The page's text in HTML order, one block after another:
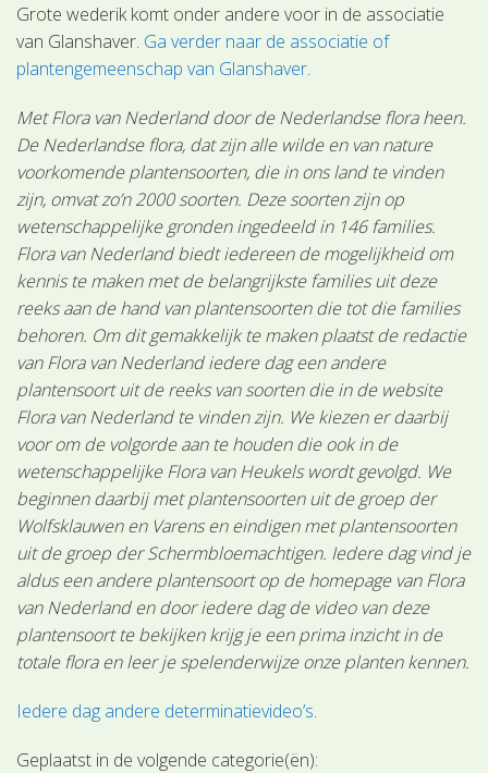
Grote wederik komt onder andere voor in de associatie
van Glanshaver. Ga verder naar de associatie of
plantengemeenschap van Glanshaver.
Met Flora van Nederland door de Nederlandse flora heen.
De Nederlandse flora, dat zijn alle wilde en van nature
voorkomende plantensoorten, die in ons land te vinden
zijn, omvat zo’n 2000 soorten. Deze soorten zijn op
wetenschappelijke gronden ingedeeld in 146 families.
Flora van Nederland biedt iedereen de mogelijkheid om
kennis te maken met de belangrijkste families uit deze
reeks aan de hand van plantensoorten die tot die families
behoren. Om dit gemakkelijk te maken plaatst de redactie
van Flora van Nederland iedere dag een andere
plantensoort uit de reeks van soorten die in de website
Flora van Nederland te vinden zijn. We kiezen er daarbij
voor om de volgorde aan te houden die ook in de
wetenschappelijke Flora van Heukels wordt gevolgd. We
beginnen daarbij met plantensoorten uit de groep der
Wolfsklauwen en Varens en eindigen met plantensoorten
uit de groep der Schermbloemachtigen. Iedere dag vind je
aldus een andere plantensoort op de homepage van Flora
van Nederland en door iedere dag de video van deze
plantensoort te bekijken krijg je een prima inzicht in de
totale flora en leer je spelenderwijze onze planten kennen.
Iedere dag andere determinatievideo’s.
Geplaatst in de volgende categorie(ën):